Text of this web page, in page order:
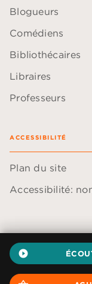
play_circle_filled
Blogueurs
Comédiens
Bibliothécaires
Libraires
Professeurs
ACCESSIBILITÉ
Plan du site
Accessibilité:
Données